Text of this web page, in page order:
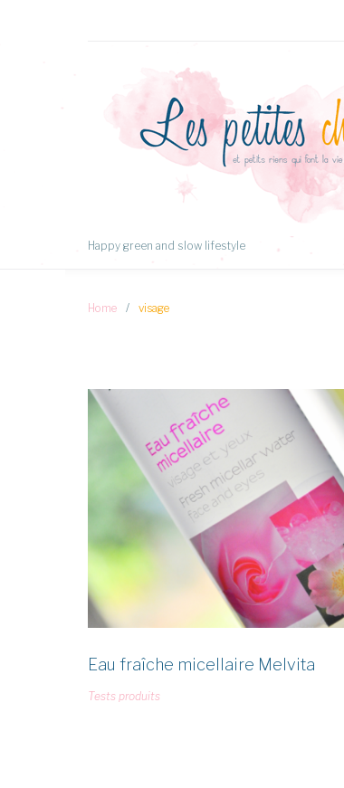
Happy green and slow lifestyle
Home / visage
Étiquette :
visage
Eau fraîche micellaire Melvita
Tests produits